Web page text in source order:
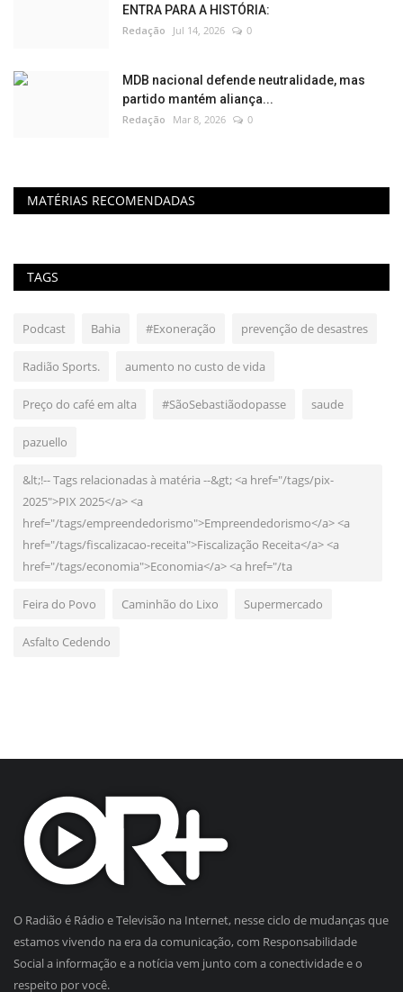
ENTRA PARA A HISTÓRIA:
Redação Jul 14, 2026 0
MDB nacional defende neutralidade, mas
partido mantém aliança...
Redação Mar 8, 2026 0
MATÉRIAS RECOMENDADAS
TAGS
Podcast Bahia #Exoneração prevenção de desastres
Radião Sports. aumento no custo de vida
Preço do café em alta #SãoSebastiãodopasse saude
pazuello
&lt;!-- Tags relacionadas à matéria --&gt; <a href="/tags/pix-
2025">PIX 2025</a> <a
href="/tags/empreendedorismo">Empreendedorismo</a> <a
href="/tags/fiscalizacao-receita">Fiscalização Receita</a> <a
href="/tags/economia">Economia</a> <a href="/ta
Feira do Povo Caminhão do Lixo Supermercado
Asfalto Cedendo
O Radião é Rádio e Televisão na Internet, nesse ciclo de mudanças que
estamos vivendo na era da comunicação, com Responsabilidade
Social a informação e a notícia vem junto com a conectividade e o
respeito por você.